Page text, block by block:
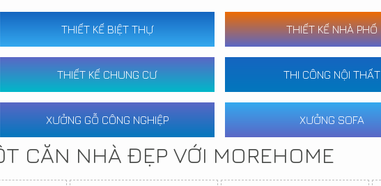
THIẾT KẾ BIỆT THỰ THIẾT KẾ NHÀ PHỐ
THIẾT KẾ CHUNG CƯ THI CÔNG NỘI THẤT
XƯỞNG GỖ CÔNG NGHIỆP XƯỞNG SOFA
CĂN NHÀ ĐẸP VỚI MOREHOME